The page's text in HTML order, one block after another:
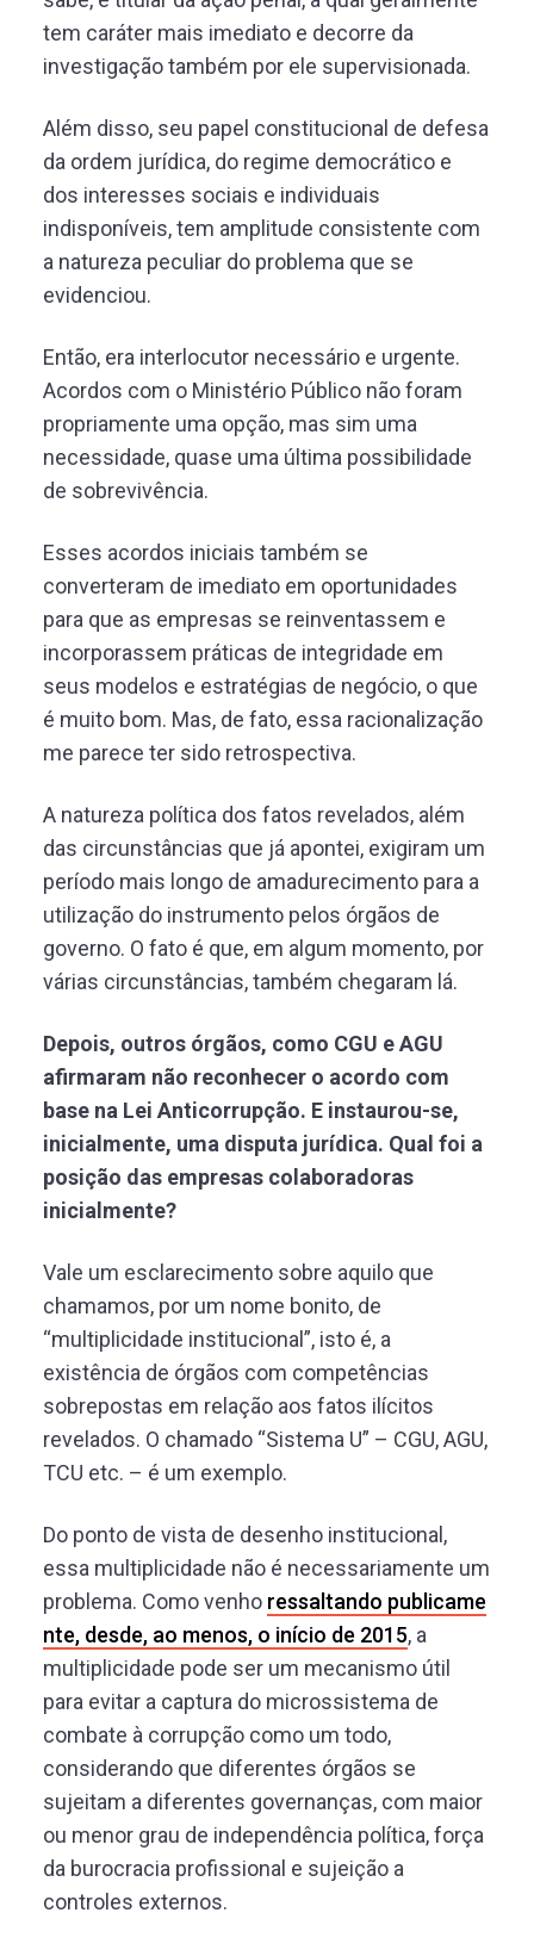
tem caráter mais imediato e decorre da
investigação também por ele supervisionada.
Além disso, seu papel constitucional de defesa
da ordem jurídica, do regime democrático e
dos interesses sociais e individuais
indisponíveis, tem amplitude consistente com
a natureza peculiar do problema que se
evidenciou.
Então, era interlocutor necessário e urgente.
Acordos com o Ministério Público não foram
propriamente uma opção, mas sim uma
necessidade, quase uma última possibilidade
de sobrevivência.
Esses acordos iniciais também se
converteram de imediato em oportunidades
para que as empresas se reinventassem e
incorporassem práticas de integridade em
seus modelos e estratégias de negócio, o que
é muito bom. Mas, de fato, essa racionalização
me parece ter sido retrospectiva.
A natureza política dos fatos revelados, além
das circunstâncias que já apontei, exigiram um
período mais longo de amadurecimento para a
utilização do instrumento pelos órgãos de
governo. O fato é que, em algum momento, por
várias circunstâncias, também chegaram lá.
Depois, outros órgãos, como CGU e AGU
afirmaram não reconhecer o acordo com
base na Lei Anticorrupção. E instaurou-se,
inicialmente, uma disputa jurídica. Qual foi a
posição das empresas colaboradoras
inicialmente?
Vale um esclarecimento sobre aquilo que
chamamos, por um nome bonito, de
“multiplicidade institucional”, isto é, a
existência de órgãos com competências
sobrepostas em relação aos fatos ilícitos
revelados. O chamado “Sistema U” – CGU, AGU,
TCU etc. – é um exemplo.
Do ponto de vista de desenho institucional,
essa multiplicidade não é necessariamente um
problema. Como venho ressaltando publicame
nte, desde, ao menos, o início de 2015, a
multiplicidade pode ser um mecanismo útil
para evitar a captura do microssistema de
combate à corrupção como um todo,
considerando que diferentes órgãos se
sujeitam a diferentes governanças, com maior
ou menor grau de independência política, força
da burocracia profissional e sujeição a
controles externos.